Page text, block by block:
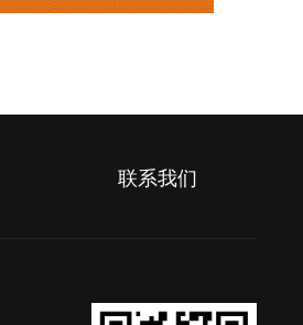
联系我们